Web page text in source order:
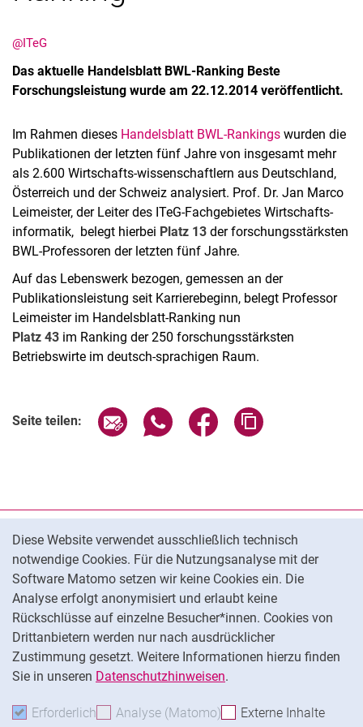
Diese Website verwendet ausschließlich technisch
notwendige Cookies. Für die Nutzungsanalyse mit der
Software Matomo setzen wir keine Cookies ein. Die
Analyse erfolgt anonymisiert und erlaubt keine
Rückschlüsse auf einzelne Besucher*innen. Cookies von
Drittanbietern werden nur nach ausdrücklicher
Zustimmung gesetzt. Weitere Informationen hierzu finden
Sie in unseren Datenschutzhinweisen.
Erforderlich Erforderliche Cookies akzeptieren
Analyse (Matomo) Analyse-Cookies
Externe Inhalte
@ITeG
Das aktuelle Handelsblatt BWL-Ranking Beste
Forschungsleistung wurde am 22.12.2014 veröffentlicht.
Im Rahmen dieses Handelsblatt BWL-Rankings wurden die
Publikationen der letzten fünf Jahre von insgesamt mehr
als 2.600 Wirtschafts-wissenschaftlern aus Deutschland,
Österreich und der Schweiz analysiert. Prof. Dr. Jan Marco
Leimeister, der Leiter des ITeG-Fachgebietes Wirtschafts-
informatik, belegt hierbei Platz 13 der forschungsstärksten
BWL-Professoren der letzten fünf Jahre.
Auf das Lebenswerk bezogen, gemessen an der
Publikationsleistung seit Karrierebeginn, belegt Professor
Leimeister im Handelsblatt-Ranking nun
Platz 43 im Ranking der 250 forschungsstärksten
Betriebswirte im deutsch-sprachigen Raum.
Seite teilen: Seite über E-Mail teilen
Seite über WhatsApp teilen
Seite über Facebook
Datenschutz
Barrierefreiheit
Transparenter KI-Einsatz
Impressum
Cookie-Einstellungen